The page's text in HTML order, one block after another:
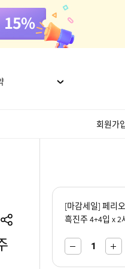
회원가
[마감세일] 페리
흑진주 4+4입 x 2